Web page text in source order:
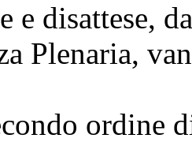
e disattese,
Plenaria,
ordine